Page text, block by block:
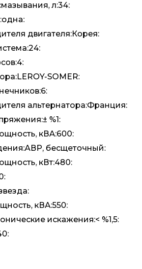
л:34:
двигателя:Корея:
SOMER:
альтернатора:Франция:
%1:
кВА:600:
бесщеточный:
кВт:480:
кВА:550:
искажения:< %1,5: